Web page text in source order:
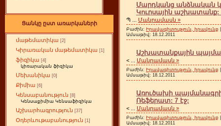
Ցանկը ըստ առարկաների
մաթեմատիկա [2]
Կիրառական մաթեմատիկա [1]
ֆիզիկա [4]
կիռարական ֆիզիկա
Մեխանիկա [0]
Քիմիա [6]
Կենսաբանություն [8]
Կենսաքիմիա Կենսաֆիզիկա
Աշխարհագրություն [37]
Օդերևութաբանություն [1]
Մարդկանց անձնական
Կուրսային աշխատանք:
Պ Մանրամասն »
Բաժին: Իրավագիտություն, իրավունք
Ամսաթիվ: 18.12.2011
Աշխատանքային
< Մանրամասն »
Բաժին: Իրավագիտություն, իրավունք
Ամսաթիվ: 18.12.2011
Առուծախի
Ռեֆերատ: 7 էջ:
< Մանրամասն »
Բաժին: Իրավագիտություն, իրավունք
Ամսաթիվ: 18.12.2011